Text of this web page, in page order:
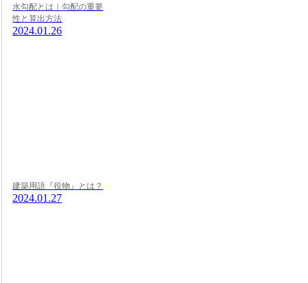
水勾配とは｜勾配の重要
性と算出方法
2024.01.26
建築用語『役物』とは？
2024.01.27